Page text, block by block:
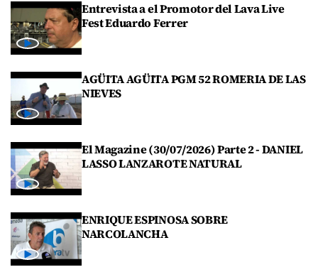
Entrevista a el Promotor del Lava Live
Fest Eduardo Ferrer
AGÜITA AGÜITA PGM 52 ROMERIA DE LAS
NIEVES
El Magazine (30/07/2026) Parte 2 - DANIEL
LASSO LANZAROTE NATURAL
ENRIQUE ESPINOSA SOBRE
NARCOLANCHA